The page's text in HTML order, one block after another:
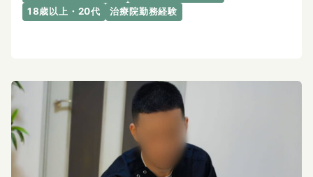
18歳以上・20代
治療院勤務経験